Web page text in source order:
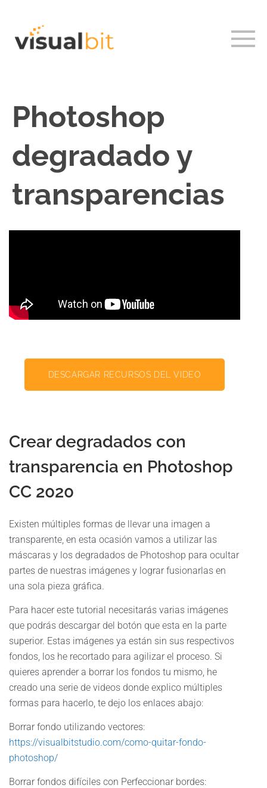
Photoshop
degradado y
transparencias
DESCARGAR RECURSOS DEL VIDEO
Crear degradados con
transparencia en Photoshop
CC 2020
Existen múltiples formas de llevar una imagen a
transparente, en esta ocasión vamos a utilizar las
máscaras y los degradados de Photoshop para ocultar
partes de nuestras imágenes y lograr fusionarlas en
una sola pieza gráfica.
Para hacer este tutorial necesitarás varias imágenes
que podrás descargar del botón que esta en la parte
superior. Estas imágenes ya están sin sus respectivos
fondos, los he recortado para agilizar el proceso. Si
quieres aprender a borrar los fondos tu mismo, he
creado una serie de videos donde explico múltiples
formas para hacerlo, te dejo los enlaces abajo:
Borrar fondo utilizando vectores:
https://visualbitstudio.com/como-quitar-fondo-
photoshop/
Borrar fondos difíciles con Perfeccionar bordes: